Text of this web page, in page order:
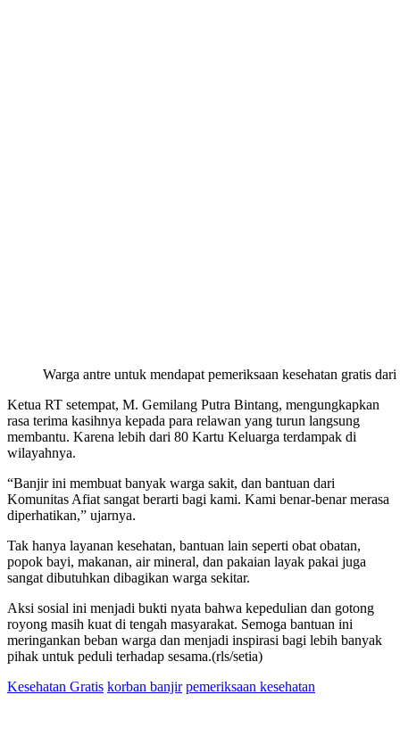
Warga antre untuk mendapat pemeriksaan kesehatan gratis
Ketua RT setempat, M. Gemilang Putra Bintang, mengungkapkan
rasa terima kasihnya kepada para relawan yang turun langsung
membantu. Karena lebih dari 80 Kartu Keluarga terdampak di
wilayahnya.
“Banjir ini membuat banyak warga sakit, dan bantuan dari
Komunitas Afiat sangat berarti bagi kami. Kami benar-benar merasa
diperhatikan,” ujarnya.
Tak hanya layanan kesehatan, bantuan lain seperti obat obatan,
popok bayi, makanan, air mineral, dan pakaian layak pakai juga
sangat dibutuhkan dibagikan warga sekitar.
Aksi sosial ini menjadi bukti nyata bahwa kepedulian dan gotong
royong masih kuat di tengah masyarakat. Semoga bantuan ini
meringankan beban warga dan menjadi inspirasi bagi lebih banyak
pihak untuk peduli terhadap sesama.(rls/setia)
Kesehatan Gratis korban banjir pemeriksaan kesehatan